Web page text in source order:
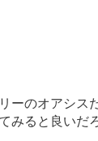
ーのオアシ
ると良いだろ